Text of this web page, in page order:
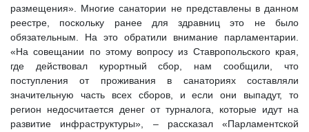
размещения». Многие санатории не представлены в данном
реестре, поскольку ранее для здравниц это не было
обязательным. На это обратили внимание парламентарии.
«На совещании по этому вопросу из Ставропольского края,
где действовал курортный сбор, нам сообщили, что
поступления от проживания в санаториях составляли
значительную часть всех сборов, и если они выпадут, то
регион недосчитается денег от турналога, которые идут на
развитие инфраструктуры», – рассказал «Парламентской